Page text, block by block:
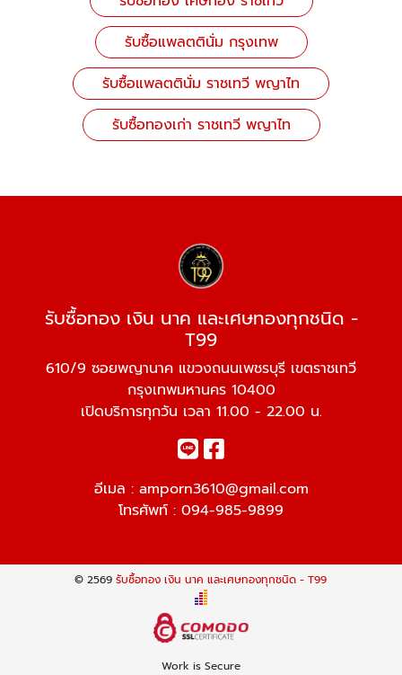
รับซื้อแพลตตินั่ม กรุงเทพ
รับซื้อแพลตตินั่ม ราชเทวี พญาไท
รับซื้อทองเก่า ราชเทวี พญาไท
รับซื้อทอง เงิน นาค และเศษทองทุกชนิด -
T99
610/9 ซอยพญานาค แขวงถนนเพชรบุรี เขตราชเทวี
กรุงเทพมหานคร 10400
เปิดบริการทุกวัน เวลา 11.00 - 22.00 น.
อีเมล : amporn3610@gmail.com
โทรศัพท์ : 094-985-9899
© 2569รับซื้อทอง เงิน นาค และเศษทองทุกชนิด - T99
Work is Secure